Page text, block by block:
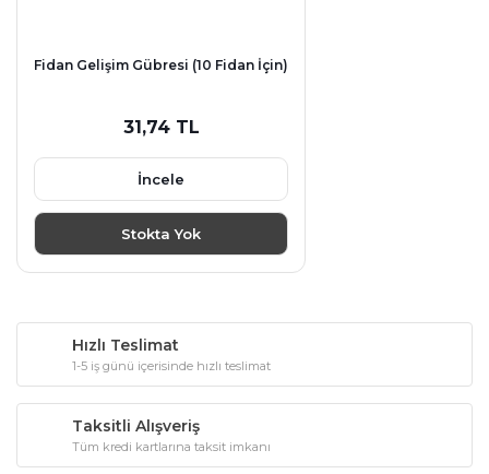
Fidan Gelişim Gübresi (10 Fidan İçin)
31,74 TL
İncele
Stokta Yok
Hızlı Teslimat
1-5 iş günü içerisinde hızlı teslimat
Taksitli Alışveriş
Tüm kredi kartlarına taksit imkanı